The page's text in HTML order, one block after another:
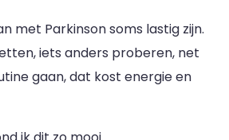
met Parkinson soms lastig zijn.
iets anders proberen, net
gaan, dat kost energie en